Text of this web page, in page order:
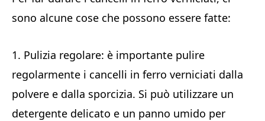
sono alcune cose che possono essere fatte:
1. Pulizia regolare: è importante pulire
regolarmente i cancelli in ferro verniciati dalla
polvere e dalla sporcizia. Si può utilizzare un
detergente delicato e un panno umido per